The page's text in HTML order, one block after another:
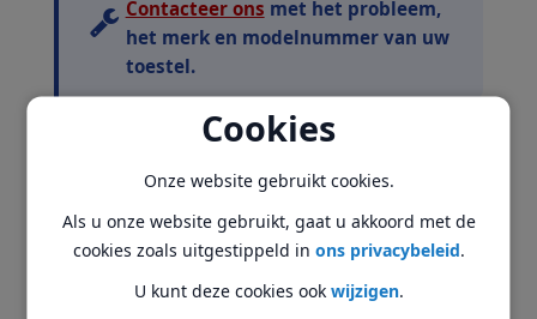
Cookies
Onze website gebruikt cookies.
Als u onze website gebruikt, gaat u akkoord met de
cookies zoals uitgestippeld in ons privacybeleid.
U kunt deze cookies ook wijzigen.
Contacteer ons met het probleem,
het merk en modelnummer van uw
toestel.
De duurtijd is indicatief en afhankelijk van de
Axitech is nooit verantwoordelijk voor het verlies van
gegevens. Maak een back-up alvorens uw toestel binnen
te brengen voor onderhoud of herstel.
Axitech biedt ook
data recovery diensten